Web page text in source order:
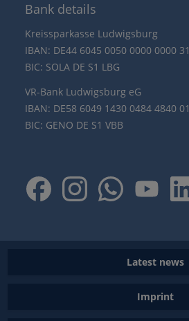
Bank details
Kreissparkasse Ludwigsburg
IBAN: DE44 6045 0050 0000 0000 31
BIC: SOLA DE S1 LBG
VR-Bank Ludwigsburg eG
IBAN: DE58 6049 1430 0484 4840 01
BIC: GENO DE S1 VBB
Latest news
Imprint